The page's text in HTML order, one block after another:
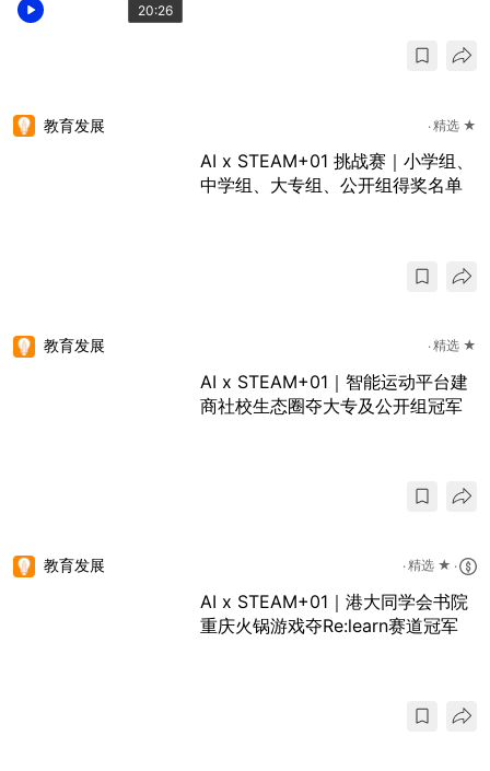
20:26
教育发展 精选 ★
AI x STEAM+01 挑战赛｜小学组、
中学组、大专组、公开组得奖名单
教育发展 精选 ★
AI x STEAM+01｜智能运动平台建
商社校生态圈夺大专及公开组冠军
教育发展 精选 ★
AI x STEAM+01｜港大同学会书院
重庆火锅游戏夺Re:learn赛道冠军